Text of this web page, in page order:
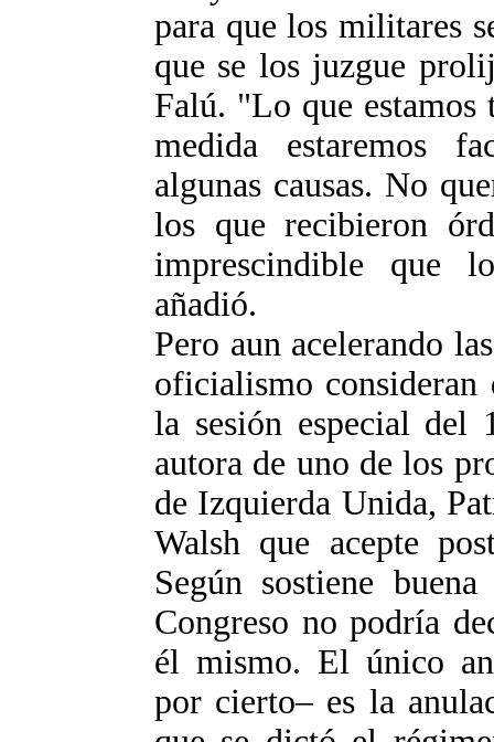
para que los militares
que se los juzgue
Falú. "Lo que estamos
medida estaremos
algunas causas. No
los que recibieron
imprescindible que
añadió.
Pero aun acelerando
oficialismo
la sesión especial del
autora de uno de los
de Izquierda Unida,
Walsh que acepte
Según sostiene
Congreso no podría
él mismo. El único
por cierto– es la